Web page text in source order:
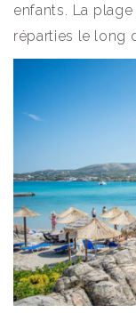
enfants. La
réparties le long